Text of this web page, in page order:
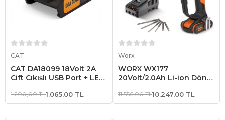
CAT
CAT DA18099 18Volt 2A
Çift Çıkışlı USB Port + LED
1.200,00 TL1.065,00 TL
Worx
WORX WX177
20Volt/2.0Ah Li-ion Döner
Profesyonel Kömürsüz
Şarjlı Matkap + 6 Parça Uç
11.556,00 TL10.247,00 TL